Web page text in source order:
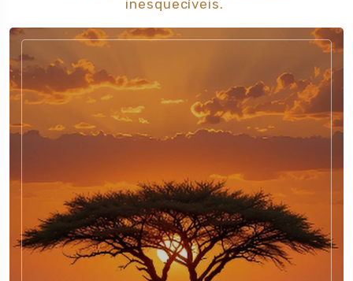
inesquecíveis.